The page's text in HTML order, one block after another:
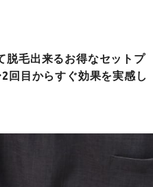
脱毛出来るお得なセットプ
回目からすぐ効果を実感し